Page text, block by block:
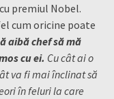
premiul Nobel.
cum oricine poate
aibă chef să mă
cu ei. Cu cât ai o
va fi mai înclinat să
în feluri la care